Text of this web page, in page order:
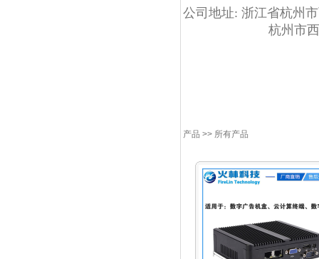
公司地址: 浙江省杭州
杭州市
产品 >> 所有产品